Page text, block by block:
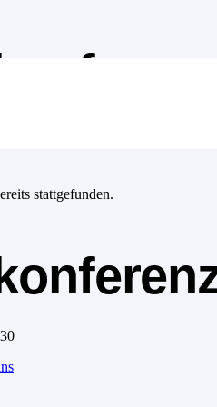
stattgefunden.